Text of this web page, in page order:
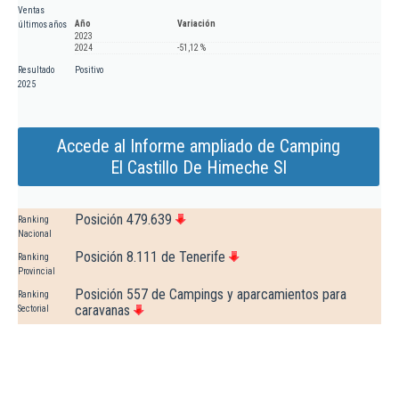
Ventas
últimos años
Año
Variación
2023
2024
-51,12 %
Resultado
2025
Positivo
Accede al Informe ampliado de Camping
El Castillo De Himeche Sl
Ranking
Nacional
Posición 479.639
Ranking
Provincial
Posición 8.111 de Tenerife
Ranking
Sectorial
Posición 557 de Campings y aparcamientos para
caravanas